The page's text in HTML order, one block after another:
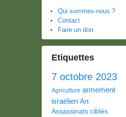
Qui sommes-nous ?
Contact
Faire un don
Etiquettes
7 octobre 2023
Agriculture armement
israélien Art
Assassinats ciblés